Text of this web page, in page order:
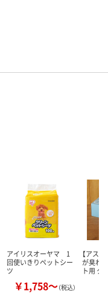
アイリスオーヤマ 1
回使いきりペットシー
ツ
￥1,758～（税込）
【アス
が臭わ
ト用 ク